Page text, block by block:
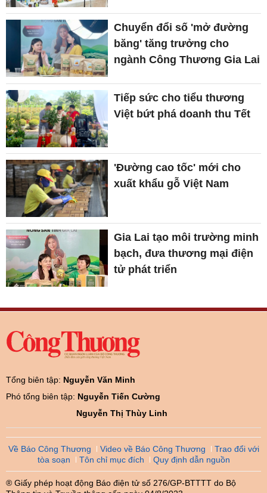
Chuyển đổi số 'mở đường
băng' tăng trưởng cho
ngành Công Thương Gia Lai
Tiếp sức cho tiểu thương
Việt bứt phá doanh thu Tết
'Đường cao tốc' mới cho
xuất khẩu gỗ Việt Nam
Gia Lai tạo môi trường minh
bạch, đưa thương mại điện
tử phát triển
Tổng biên tập: Nguyễn Văn Minh
Phó tổng biên tập: Nguyễn Tiến Cường
Nguyễn Thị Thùy Linh
Về Báo Công Thương Video về Báo Công Thương
Trao đổi với
tòa soạn
Tôn chỉ mục đích Quy định dẫn nguồn
® Giấy phép hoạt động Báo điện tử số 276/GP-BTTTT do Bộ